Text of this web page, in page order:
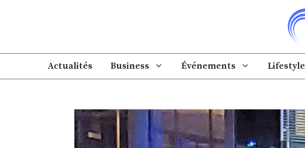
Actualités Business Événements Lifestyle